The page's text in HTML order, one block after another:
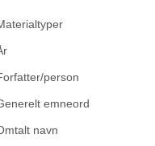
person
emneord
navn